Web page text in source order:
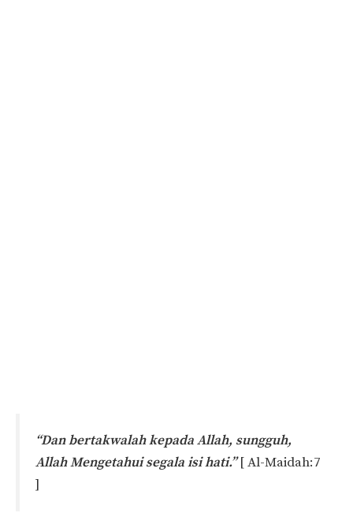
“Dan bertakwalah kepada Allah, sungguh,
Allah Mengetahui segala isi hati.”[ Al-Maidah:7
]